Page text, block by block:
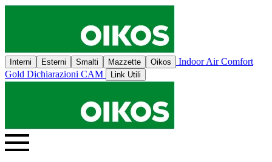
Interni Esterni Smalti Mazzette Oikos
Indoor Air Comfort
Gold Dichiarazioni CAM Link Utili